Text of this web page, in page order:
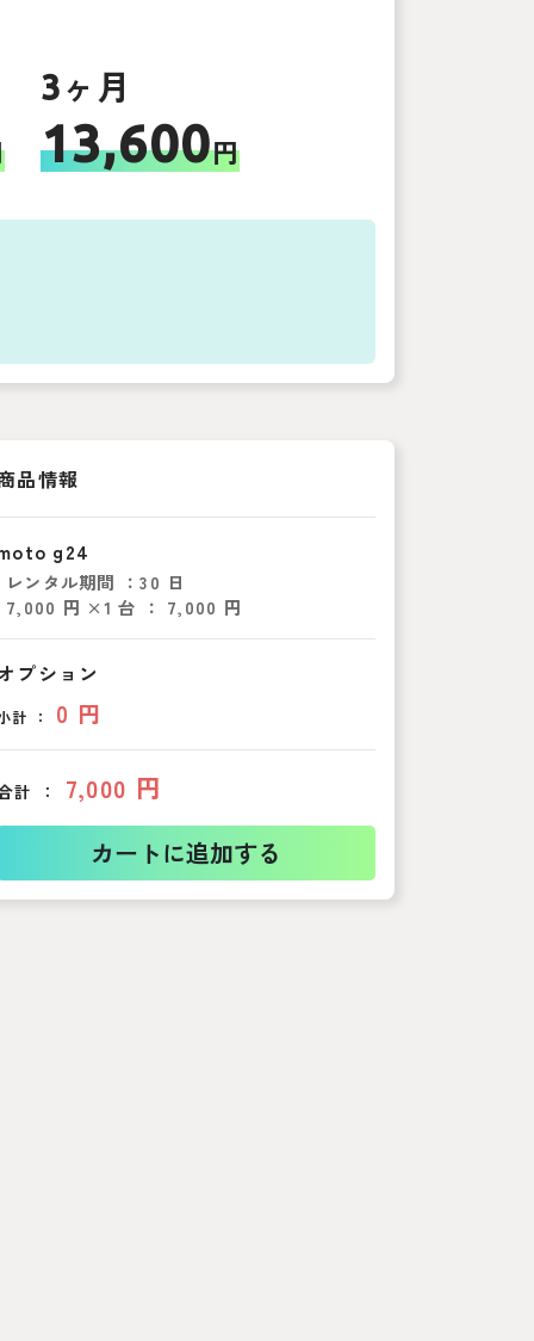
3ヶ月
13,600円
品情報
g24
レンタル期間 ：30 日
7,000 円 ×1 台 ： 7,000 円
プション
計 ： 0 円
計 ： 7,000 円
カートに追加する